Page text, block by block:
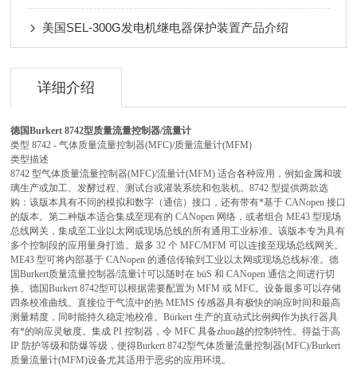
美国SEL-300G发电机继电器保护装置产品介绍
详细介绍
德国Burkert 8742型质量流量控制器/流量计
类型 8742 - 气体质量流量控制器(MFC)/质量流量计(MFM)
类型描述
8742 型气体质量流量控制器(MFC)/流量计(MFM) 适合各种应用，例如金属和玻
璃生产或加工、发酵过程、测试台或灌装系统和包装机。8742 型提供两款选
购：该版本具有不同的模拟和数字（通信）接口，还有带有*基于 CANopen 接口
的版本。第二种版本适合集成至现有的 CANopen 网络，或者组合 ME43 型现场
总线网关，集成至工业以太网或现场总线的所有通用工业标准。该版本专为具有
多个控制段的应用量身打造。最多 32 个 MFC/MFM 可以连接至现场总线网关。
ME43 型可将内部基于 CANopen 的通信传输到工业以太网或现场总线标准。德
国Burkert质量流量控制器/流量计可以随时在 büS 和 CANopen 通信之间进行切
换。德国Burkert 8742型可以根据需要配置为 MFM 或 MFC。设备最多可以存储
四条校准曲线。直接位于气流中的热 MEMS 传感器具有极快的响应时间和最高
测量精度，同时能持久稳定地校准。Bürkert 生产的直动式比例阀作为执行器具
有*的响应灵敏度。集成 PI 控制器，令 MFC 具备zhuo越的控制特性。得益于高
IP 防护等级和防爆等级，使得Burkert 8742型气体质量流量控制器(MFC)/Burkert
质量流量计(MFM)设备尤其适用于恶劣的应用环境。